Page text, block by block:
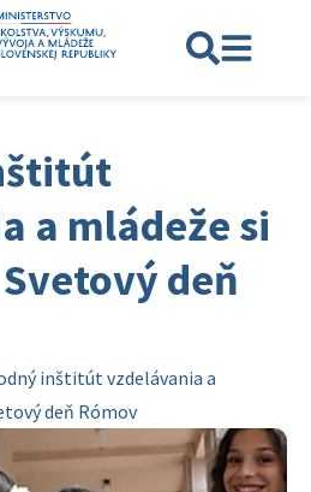
a mládeže si
deň
inštitút vzdelávania a
deň Rómov